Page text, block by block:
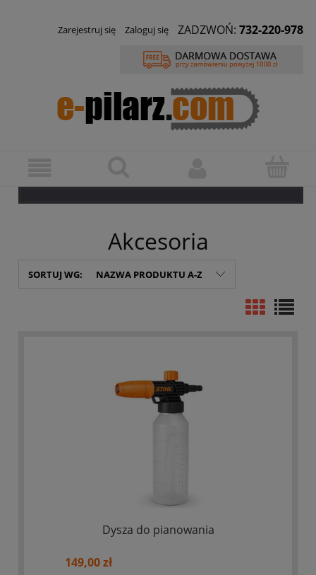
Zarejestruj się Zaloguj się ZADZWOŃ: 732-220-978
Akcesoria
SORTUJ WG: NAZWA PRODUKTU A-Z
Dysza do pianowania
149,00 zł